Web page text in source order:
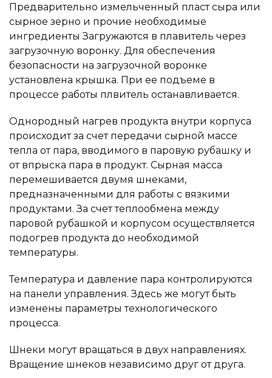
Предварительно измельченный пласт сыра или
сырное зерно и прочие необходимые
ингредиенты Загружаются в плавитель через
загрузочную воронку. Для обеспечения
безопасности на загрузочной воронке
установлена крышка. При ее подъеме в
процессе работы плвитель останавливается.
Однородный нагрев продукта внутри корпуса
происходит за счет передачи сырной массе
тепла от пара, вводимого в паровую рубашку и
от впрыска пара в продукт. Сырная масса
перемешивается двумя шнеками,
предназначенными для работы с вязкими
продуктами. За счет теплообмена между
паровой рубашкой и корпусом осуществляется
подогрев продукта до необходимой
температуры.
Температура и давление пара контролируются
на панели управления. Здесь же могут быть
изменены параметры технологического
процесса.
Шнеки могут вращаться в двух направлениях.
Вращение шнеков независимо друг от друга.